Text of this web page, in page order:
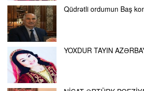
Qüdrətli ordumun Baş
YOXDUR TAYIN